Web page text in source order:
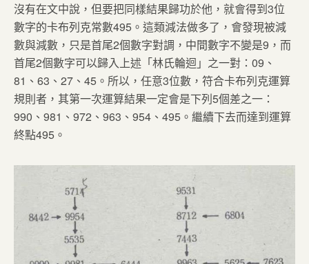
沒有在文中說，但要把同樣結果歸功於他，就會得到3位
數字的卡布列克常數495 。這類減法做多了，會發現被減
數與減數，只是首尾2個數字對調，中間數字不變是9 ，而
首尾2個數字可以歸入上述「林氏輪迴」之一對： 09 、
81 、 63 、 27 、 45 。所以，任意3位數，符合卡布列克運算
規則者，其第一次運算結果一定會是下列5個差之一：
990 、 981 、 972 、 963 、 954 、 495 。繼續下去而達到運算
終點495 。